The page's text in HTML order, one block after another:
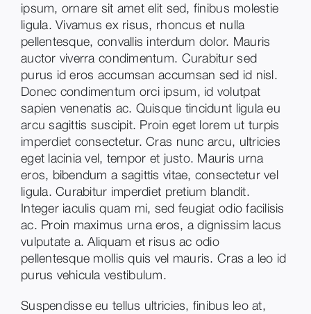
ipsum, ornare sit amet elit sed, finibus molestie
ligula. Vivamus ex risus, rhoncus et nulla
pellentesque, convallis interdum dolor. Mauris
auctor viverra condimentum. Curabitur sed
purus id eros accumsan accumsan sed id nisl.
Donec condimentum orci ipsum, id volutpat
sapien venenatis ac. Quisque tincidunt ligula eu
arcu sagittis suscipit. Proin eget lorem ut turpis
imperdiet consectetur. Cras nunc arcu, ultricies
eget lacinia vel, tempor et justo. Mauris urna
eros, bibendum a sagittis vitae, consectetur vel
ligula. Curabitur imperdiet pretium blandit.
Integer iaculis quam mi, sed feugiat odio facilisis
ac. Proin maximus urna eros, a dignissim lacus
vulputate a. Aliquam et risus ac odio
pellentesque mollis quis vel mauris. Cras a leo id
purus vehicula vestibulum.
Suspendisse eu tellus ultricies, finibus leo at,